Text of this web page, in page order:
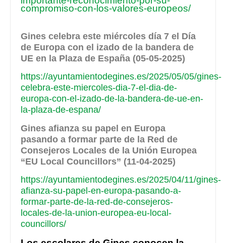
compromiso-con-los-valores-europeos/
Gines celebra este miércoles día 7 el Día
de Europa con el izado de la bandera de
UE en la Plaza de España (05-05-2025)
https://ayuntamientodegines.es/2025/05/05/gines-
celebra-este-miercoles-dia-7-el-dia-de-
europa-con-el-izado-de-la-bandera-de-ue-en-
la-plaza-de-espana/
Gines afianza su papel en Europa
pasando a formar parte de la Red de
Consejeros Locales de la Unión Europea
“EU Local Councillors” (11-04-2025)
https://ayuntamientodegines.es/2025/04/11/gines-
afianza-su-papel-en-europa-pasando-a-
formar-parte-de-la-red-de-consejeros-
locales-de-la-union-europea-eu-local-
councillors/